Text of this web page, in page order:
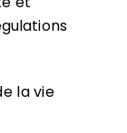
la vie